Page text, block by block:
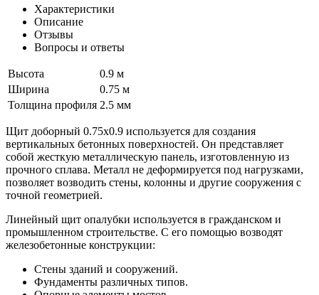
Характеристики
Описание
Отзывы
Вопросы и ответы
Высота
0.9 м
Ширина
0.75 м
Толщина профиля 2.5 мм
Щит доборный 0.75x0.9 используется для создания
вертикальных бетонных поверхностей. Он представляет
собой жесткую металлическую панель, изготовленную из
прочного сплава. Металл не деформируется под нагрузками,
позволяет возводить стены, колонны и другие сооружения с
точной геометрией.
Линейный щит опалубки используется в гражданском и
промышленном строительстве. С его помощью возводят
железобетонные конструкции:
Стены зданий и сооружений.
Фундаменты различных типов.